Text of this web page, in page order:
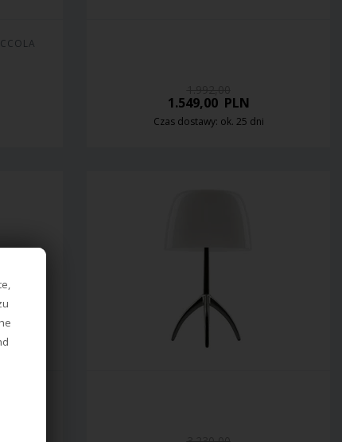
1.549,00PLN
Czas dostawy: ok. 25 dni